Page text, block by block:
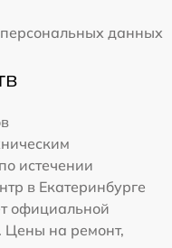
данных
истечении
в Екатеринбурге
официальной
Цены на ремонт,